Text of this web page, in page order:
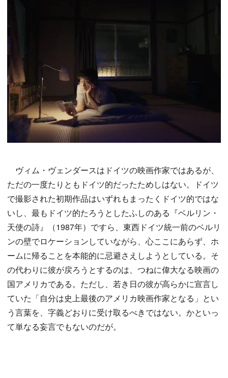
ヴィム・ヴェンダースはドイツの映画作家ではあるが、
ただの一度たりともドイツ的だったためしはない。ドイツ
で撮影された初期作品はいずれもまったくドイツ的ではな
いし、最もドイツ的たろうとしたふしのある『ベルリン・
天使の詩』（1987年）ですら、東西ドイツ統一前のベルリ
ンの壁でロケーションしていながら、心ここにあらず、ホ
ームに帰ることを本能的に忌避さえしようとしている。そ
の代わりに彼が戻ろうとするのは、つねに偉大なる映画の
国アメリカである。ただし、若き日の彼が高らかに宣言し
ていた「自分は史上最後のアメリカ映画作家となる」とい
う言葉を、字義どおりに受け取るべきではない。かといっ
て単なる妄言でもないのだが。